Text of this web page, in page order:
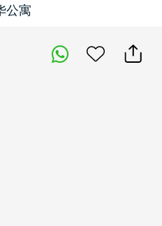
公寓